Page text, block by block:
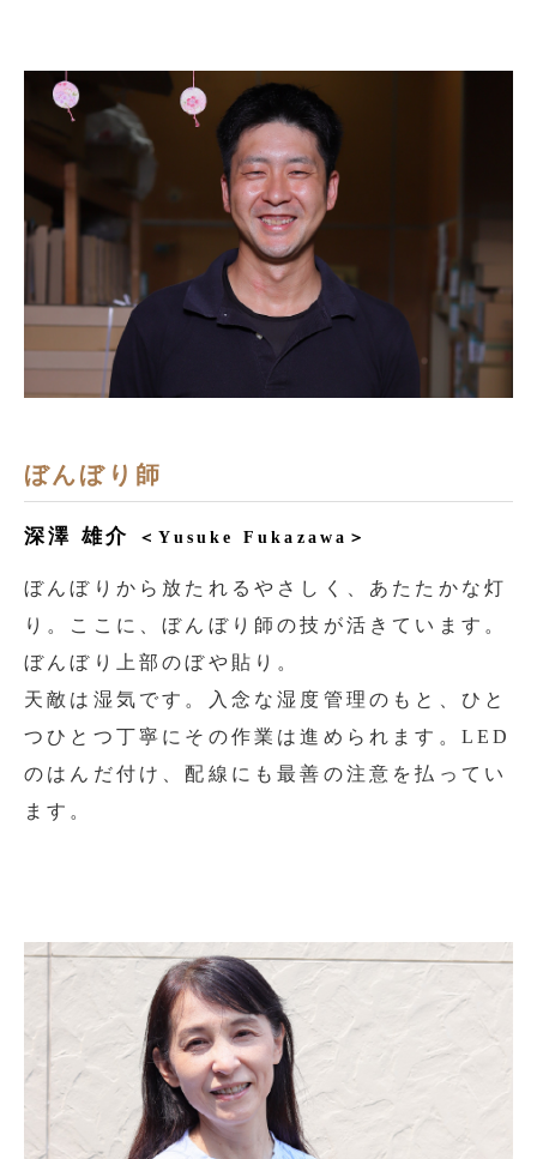
ぼんぼり師
深澤 雄介 ＜Yusuke Fukazawa＞
ぼんぼりから放たれるやさしく、あたたかな灯
り。ここに、ぼんぼり師の技が活きています。
ぼんぼり上部のぼや貼り。
天敵は湿気です。入念な湿度管理のもと、ひと
つひとつ丁寧にその作業は進められます。LED
のはんだ付け、配線にも最善の注意を払ってい
ます。